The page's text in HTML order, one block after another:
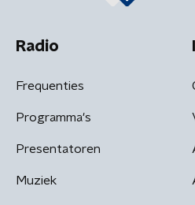
Radio
Frequenties
Programma's
Presentatoren
Muziek